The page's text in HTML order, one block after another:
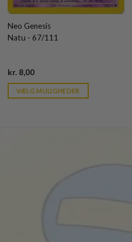
Neo Genesis
Natu - 67/111
kr.8,00Current
is:
kr. 39,95.
VÆLG MULIGHEDER